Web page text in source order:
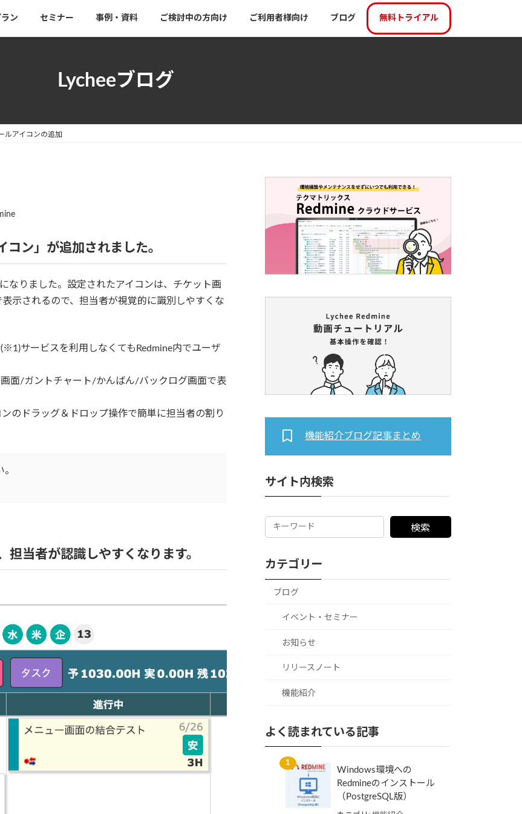
ン セミナー 事例・資料 ご検討中の方向け ご利用者様向け ブログ 無料トライアル
Lycheeブログ
ルアイコンの追加
コン」が追加されました。
なりました。設定されたアイコンは、チケット画
示されるので、担当者が視覚的に識別しやすくな
サービスを利用しなくてもRedmine内でユーザ
面/ガントチャート/かんばん/バックログ画面で表
のドラッグ＆ドロップ操作で簡単に担当者の割り
担当者が認識しやすくなります。
機能紹介ブログ記事まとめ
サイト内検索
検索
カテゴリー
ブログ
イベント・セミナー
お知らせ
リリースノート
機能紹介
よく読まれている記事
Windows環境への
Redmineのインストール
（PostgreSQL版）